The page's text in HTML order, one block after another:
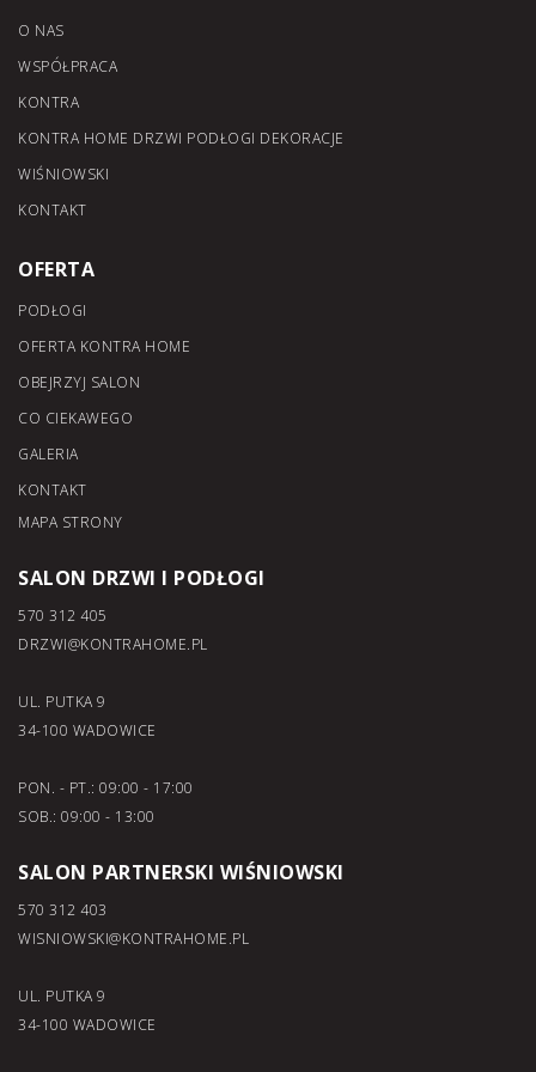
O NAS
WSPÓŁPRACA
KONTRA
KONTRA HOME DRZWI PODŁOGI DEKORACJE
WIŚNIOWSKI
KONTAKT
OFERTA
PODŁOGI
OFERTA KONTRA HOME
OBEJRZYJ SALON
CO CIEKAWEGO
GALERIA
KONTAKT
MAPA STRONY
SALON DRZWI I PODŁOGI
570 312 405
DRZWI@KONTRAHOME.PL
UL. PUTKA 9
34-100 WADOWICE
PON. - PT.: 09:00 - 17:00
SOB.: 09:00 - 13:00
SALON PARTNERSKI WIŚNIOWSKI
570 312 403
WISNIOWSKI@KONTRAHOME.PL
UL. PUTKA 9
34-100 WADOWICE